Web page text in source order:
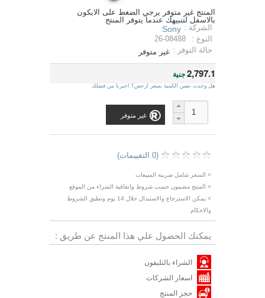
المنتج غير متوفر يرجي الضغط على الايكون
بالاسفل لتنبيهك عندما يتوفر المنتج
الشركة : Sony
النوع :
26-08488
حالة التوفر : غير متوفر
2,797.1جنية
هل وجدت نفس الكمية بسعر ارخص؟ اخبرنا من فضلك
غير متوفر
(0 التقييمات)
> السعر شامل ضريبة المبيعات
> المنتج مضمون حسب شروط واتفاقية الشراء من الموقع
> يمكن الاسترجاع والاستبدال خلال 14 يوم وتطبق الشروط
والاحكام
يمكنك الحصول علي هذا المنتج عن طريق :
الشراء بالتليفون
اسعار الشركات
حجز المنتج